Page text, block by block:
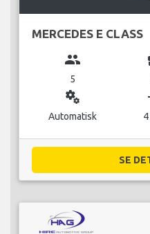
MERCEDES E CLASS
group
5
miscellaneous_services
Automatisk
SE